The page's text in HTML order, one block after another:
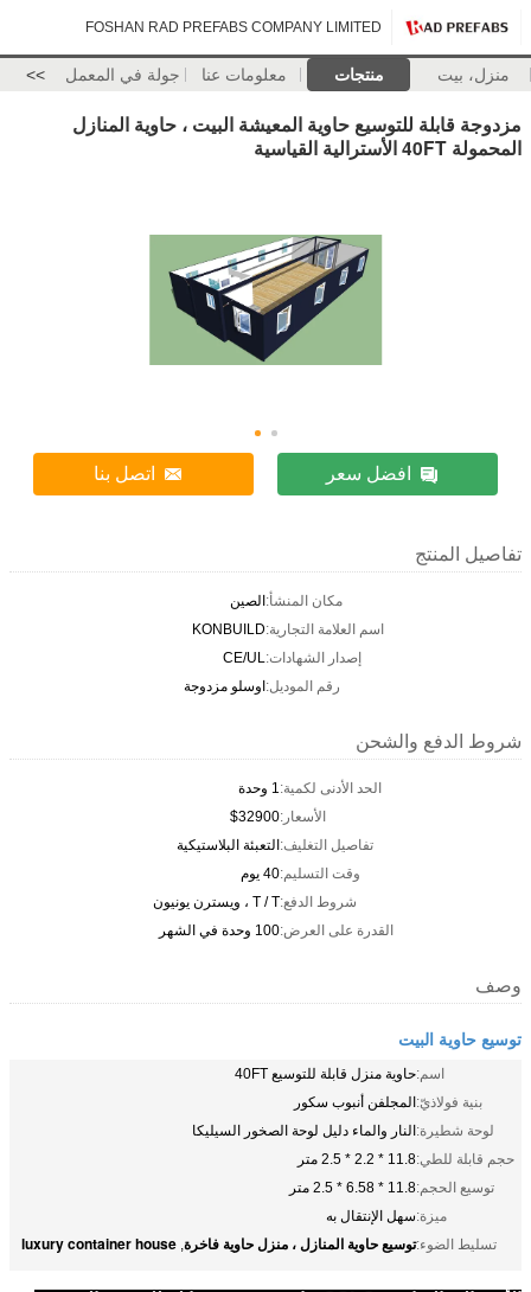
FOSHAN RAD PREFABS COMPANY LIMITED
منزل، بيت منتجات معلومات عنا جولة في المعمل >>
مزدوجة قابلة للتوسيع حاوية المعيشة البيت ، حاوية المنازل
المحمولة 40FT الأسترالية القياسية
افضل سعر اتصل بنا
تفاصيل المنتج
مكان المنشأ:الصين
اسم العلامة التجارية:KONBUILD
إصدار الشهادات:CE/UL
رقم الموديل:اوسلو مزدوجة
شروط الدفع والشحن
الحد الأدنى لكمية:1 وحدة
الأسعار:$32900
تفاصيل التغليف:التعبئة البلاستيكية
وقت التسليم:40 يوم
شروط الدفع:T / T ، ويسترن يونيون
القدرة على العرض:100 وحدة في الشهر
وصف
توسيع حاوية البيت
اسم:حاوية منزل قابلة للتوسيع 40FT
بنية فولاذيّ:المجلفن أنبوب سكور
لوحة شطيرة:النار والماء دليل لوحة الصخور السيليكا
حجم قابلة للطي:11.8 * 2.2 * 2.5 متر
توسيع الحجم:11.8 * 6.58 * 2.5 متر
ميزة:سهل الإنتقال به
تسليط الضوء:توسيع حاوية المنازل ، منزل حاوية فاخرة,
luxury container house